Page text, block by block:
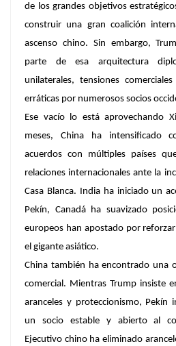
de los grandes objetivos
construir una gran coalición
ascenso chino. Sin embargo,
parte de esa arquitectura
unilaterales, tensiones
erráticas por numerosos socios
Ese vacío lo está aprovechando
meses, China ha intensificado
acuerdos con múltiples países
relaciones internacionales ante la
Casa Blanca. India ha iniciado un
Pekín, Canadá ha suavizado
europeos han apostado por
el gigante asiático.
China también ha encontrado una
comercial. Mientras Trump insiste
aranceles y proteccionismo, Pekín
un socio estable y abierto al
Ejecutivo chino ha eliminado